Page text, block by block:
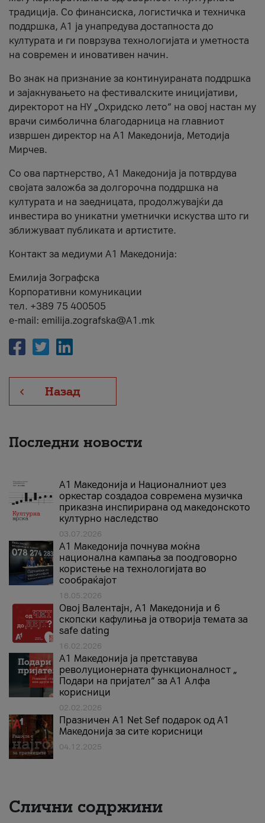
традиција. Со финансиска, логистичка и техничка
поддршка, A1 ја унапредува достапноста до
културата и ги поврзува технологијата и уметноста
на современ и иновативен начин.
Во знак на признание за континуираната поддршка
и зајакнувањето на фестивалските иницијативи,
директорот на НУ „Охридско лето“ на овој настан му
врачи симболична благодарница на главниот
извршен директор на A1 Македонија, Методија
Мирчев.
Со ова партнерство, A1 Македонија ја потврдува
својата заложба за долгорочна поддршка на
културата и на заедницата, продолжувајќи да
инвестира во уникатни уметнички искуства што ги
зближуваат публиката и артистите.
Контакт за медиуми А1 Македонија:
Емилија Зографска
Корпоративни комуникации
тел. +389 75 400505
e-mail: emilija.zografska@A1.mk
Назад
Последни новости
А1 Македонија и Националниот џез
оркестар создадоа современа музичка
приказна инспирирана од македонското
културно наследство
03.07.2026
A1 Македонија почнува моќна
национална кампања за поодговорно
користење на технологијата во
сообраќајот
18.05.2026
Овој Валентајн, A1 Македонија и 6
скопски кафулиња ја отворија темата за
safe dating
16.02.2026
А1 Македонија ја претставува
револуционерната функционалност „
Подари на пријател“ за А1 Алфа
корисници
02.02.2026
Празничен A1 Net Sеf подарок од А1
Македонија за сите корисници
04.12.2025
Слични содржини